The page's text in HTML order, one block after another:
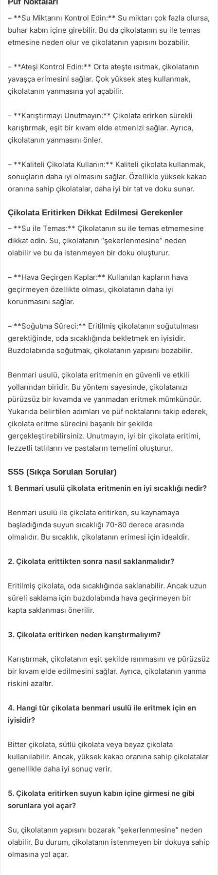
– **Su Miktarını Kontrol Edin:** Su miktarı çok fazla olursa,
buhar kabın içine girebilir. Bu da çikolatanın su ile temas
etmesine neden olur ve çikolatanın yapısını bozabilir.
– **Ateşi Kontrol Edin:** Orta ateşte ısıtmak, çikolatanın
yavaşça erimesini sağlar. Çok yüksek ateş kullanmak,
çikolatanın yanmasına yol açabilir.
– **Karıştırmayı Unutmayın:** Çikolata erirken sürekli
karıştırmak, eşit bir kıvam elde etmenizi sağlar. Ayrıca,
çikolatanın yanmasını önler.
– **Kaliteli Çikolata Kullanın:** Kaliteli çikolata kullanmak,
sonuçların daha iyi olmasını sağlar. Özellikle yüksek kakao
oranına sahip çikolatalar, daha iyi bir tat ve doku sunar.
Çikolata Eritirken Dikkat Edilmesi Gerekenler
– **Su ile Temas:** Çikolatanın su ile temas etmemesine
dikkat edin. Su, çikolatanın “şekerlenmesine” neden
olabilir ve bu da istenmeyen bir doku oluşturur.
– **Hava Geçirgen Kaplar:** Kullanılan kapların hava
geçirmeyen özellikte olması, çikolatanın daha iyi
korunmasını sağlar.
– **Soğutma Süreci:** Eritilmiş çikolatanın soğutulması
gerektiğinde, oda sıcaklığında bekletmek en iyisidir.
Buzdolabında soğutmak, çikolatanın yapısını bozabilir.
Benmari usulü, çikolata eritmenin en güvenli ve etkili
yollarından biridir. Bu yöntem sayesinde, çikolatanızı
pürüzsüz bir kıvamda ve yanmadan eritmek mümkündür.
Yukarıda belirtilen adımları ve püf noktalarını takip ederek,
çikolata eritme sürecini başarılı bir şekilde
gerçekleştirebilirsiniz. Unutmayın, iyi bir çikolata eritimi,
lezzetli tatlıların ve pastaların temelini oluşturur.
SSS (Sıkça Sorulan Sorular)
1. Benmari usulü çikolata eritmenin en iyi sıcaklığı nedir?
Benmari usulü ile çikolata eritirken, su kaynamaya
başladığında suyun sıcaklığı 70-80 derece arasında
olmalıdır. Bu sıcaklık, çikolatanın erimesi için idealdir.
2. Çikolata erittikten sonra nasıl saklanmalıdır?
Eritilmiş çikolata, oda sıcaklığında saklanabilir. Ancak uzun
süreli saklama için buzdolabında hava geçirmeyen bir
kapta saklanması önerilir.
3. Çikolata eritirken neden karıştırmalıyım?
Karıştırmak, çikolatanın eşit şekilde ısınmasını ve pürüzsüz
bir kıvam elde edilmesini sağlar. Ayrıca, çikolatanın yanma
riskini azaltır.
4. Hangi tür çikolata benmari usulü ile eritmek için en
iyisidir?
Bitter çikolata, sütlü çikolata veya beyaz çikolata
kullanılabilir. Ancak, yüksek kakao oranına sahip çikolatalar
genellikle daha iyi sonuç verir.
5. Çikolata eritirken suyun kabın içine girmesi ne gibi
sorunlara yol açar?
Su, çikolatanın yapısını bozarak “şekerlenmesine” neden
olabilir. Bu durum, çikolatanın istenmeyen bir dokuya sahip
olmasına yol açar.